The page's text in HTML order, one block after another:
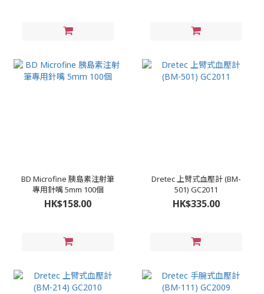
BD Microfine 胰島素注射筆
專用針嘴 5mm 100個
HK$158.00
Dretec 上臂式血壓計 (BM-
501) GC2011
HK$335.00